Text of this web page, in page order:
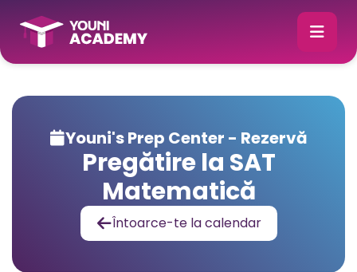
Youni's Prep Center - Rezervă
Pregătire la SAT
Matematică
Întoarce-te la calendar